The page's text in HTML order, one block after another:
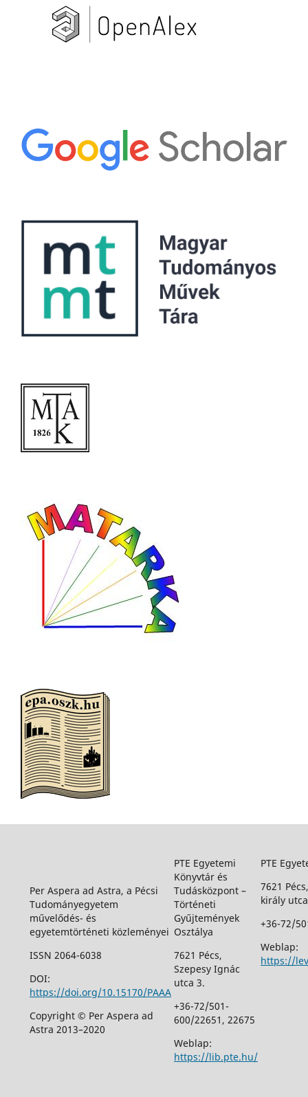
Per Aspera ad Astra, a Pécsi
Tudományegyetem
művelődés- és
egyetemtörténeti közleményei
ISSN 2064-6038
DOI:
https://doi.org/10.15170/PAAA
Copyright © Per Aspera ad
Astra 2013–2020
PTE Egyetemi
Könyvtár és
Tudásközpont –
Történeti
Gyűjtemények
Osztálya
7621 Pécs,
Szepesy Ignác
utca 3.
+36-72/501-
600/22651, 22675
Weblap:
https://lib.pte.hu/
PTE
7621
király
+36-72/
Weblap:
https://